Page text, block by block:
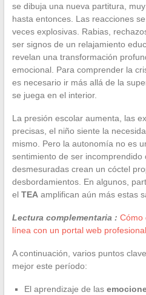
se dibuja una nueva partitura,
hasta entonces. Las reacciones
veces explosivas. Rabias,
ser signos de un relajamiento
revelan una transformación
emocional. Para comprender la
es necesario ir más allá de la
se juega en el interior.
La presión escolar aumenta, las
precisas, el niño siente la
mismo. Pero la autonomía no es
sentimiento de ser incomprendido
desmesuradas crean un cóctel
desbordamientos. En algunos,
el TEAamplifican aún más estas
Lectura complementaria : Cómo
línea con un portal web profesional
A continuación, varios puntos
mejor este período:
El aprendizaje de las